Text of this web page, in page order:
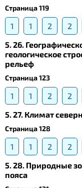
Страница 119
1 1 2 2
5. 26.
геологическое
рельеф
Страница 123
1 1 2 2
5. 27. Климат
Страница 128
1 1 2 2
5. 28. Природные
пояса